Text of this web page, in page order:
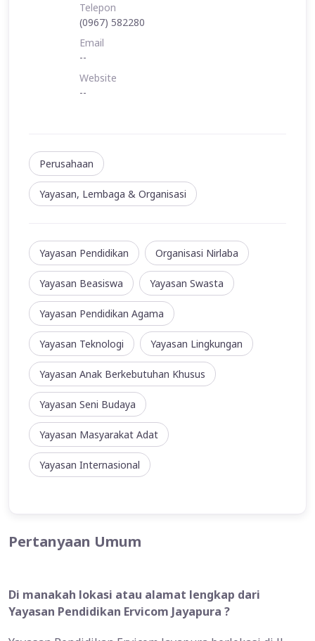
Telepon
(0967) 582280
Email
--
Website
--
Perusahaan
Yayasan, Lembaga & Organisasi
Yayasan Pendidikan Organisasi Nirlaba
Yayasan Beasiswa Yayasan Swasta
Yayasan Pendidikan Agama
Yayasan Teknologi Yayasan Lingkungan
Yayasan Anak Berkebutuhan Khusus
Yayasan Seni Budaya
Yayasan Masyarakat Adat
Yayasan Internasional
Pertanyaan Umum
Di manakah lokasi atau alamat lengkap dari
Yayasan Pendidikan Ervicom Jayapura ?